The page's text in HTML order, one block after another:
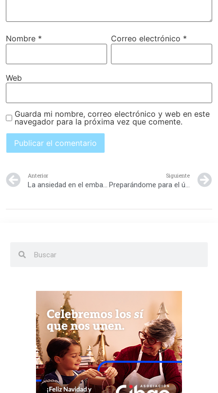
Nombre * Correo electrónico *
Web
Guarda mi nombre, correo electrónico y web en este
navegador para la próxima vez que comente.
Anterior
La ansiedad en el embarazo
Siguiente
Preparándome para el último mes de mí embarazo